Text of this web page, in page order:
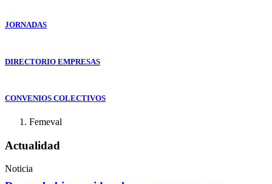
JORNADAS
DIRECTORIO EMPRESAS
CONVENIOS COLECTIVOS
Femeval
Actualidad
Noticia